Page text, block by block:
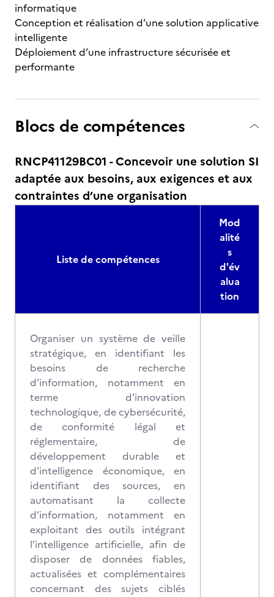
informatique
Conception et réalisation d’une solution applicative
intelligente
Déploiement d’une infrastructure sécurisée et
performante
Blocs de compétences
RNCP41129BC01 - Concevoir une solution SI
adaptée aux besoins, aux exigences et aux
contraintes d’une organisation
Liste de compétences
Mod
alité
s
d'év
alua
tion
Organiser un système de veille
stratégique, en identifiant les
besoins de recherche
d’information, notamment en
terme d’innovation
technologique, de cybersécurité,
de conformité légal et
réglementaire, de
développement durable et
d’intelligence économique, en
identifiant des sources, en
automatisant la collecte
d’information, notamment en
exploitant des outils intégrant
l’intelligence artificielle, afin de
disposer de données fiables,
actualisées et complémentaires
concernant des sujets ciblés